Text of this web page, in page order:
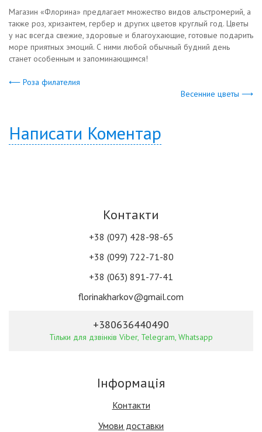
Магазин «Флорина» предлагает множество видов альстромерий, а
также роз, хризантем, гербер и других цветов круглый год. Цветы
у нас всегда свежие, здоровые и благоухающие, готовые подарить
море приятных эмоций. С ними любой обычный будний день
станет особенным и запоминающимся!
⟵ Роза филателия
Весенние цветы ⟶
Написати Коментар
Контакти
+38 (097) 428-98-65
+38 (099) 722-71-80
+38 (063) 891-77-41
florinakharkov@gmail.com
+380636440490
Тільки для дзвінків Viber, Telegram, Whatsapp
Інформація
Контакти
Умови доставки